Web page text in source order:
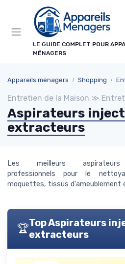
LE GUIDE COMPLET POUR
MÉNAGERS
Appareils ménagers Shopping
Entretien de la Maison ≫
Aspirateurs
extracteurs
Les meilleurs aspirateurs
professionnels pour le
moquettes, tissus d'ameublement
🏆Top Aspirateurs
extracteurs
Panneau de gestion des cookies